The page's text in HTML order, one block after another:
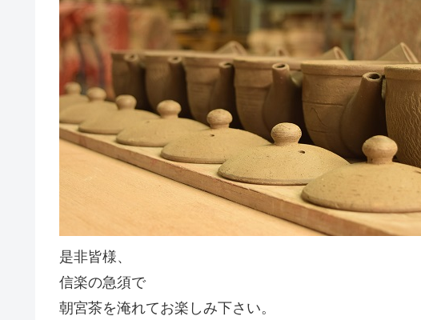
是非皆様、
信楽の急須で
朝宮茶を淹れてお楽しみ下さい。